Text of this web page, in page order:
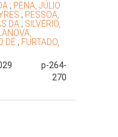
; PENA, JÚLIO
; PESSOA,
DA ; SILVÉRIO,
DE ; FURTADO,
p-264-
270